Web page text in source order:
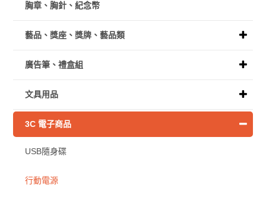
胸章、胸針、紀念幣
藝品、獎座、獎牌、藝品類
廣告筆、禮盒組
文具用品
3C 電子商品
USB隨身碟
行動電源